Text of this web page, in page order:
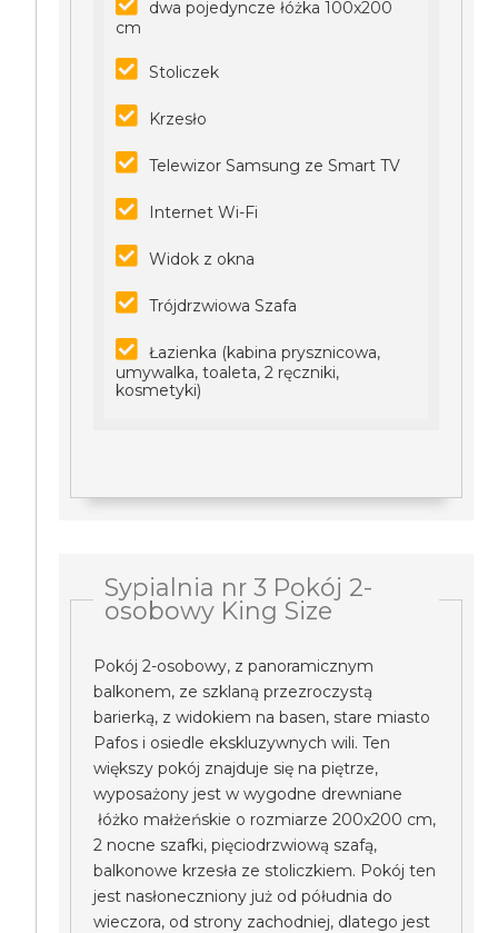
dwa pojedyncze łóżka 100x200
cm
Stoliczek
Krzesło
Telewizor Samsung ze Smart TV
Internet Wi-Fi
Widok z okna
Trójdrzwiowa Szafa
Łazienka (kabina prysznicowa,
umywalka, toaleta, 2 ręczniki,
kosmetyki)
Sypialnia nr 3 Pokój 2-
osobowy King Size
Pokój 2-osobowy, z panoramicznym
balkonem, ze szklaną przezroczystą
barierką, z widokiem na basen, stare miasto
Pafos i osiedle ekskluzywnych wili. Ten
większy pokój znajduje się na piętrze,
wyposażony jest w wygodne drewniane
łóżko małżeńskie o rozmiarze 200x200 cm,
2 nocne szafki, pięciodrzwiową szafą,
balkonowe krzesła ze stoliczkiem. Pokój ten
jest nasłoneczniony już od półudnia do
wieczora, od strony zachodniej, dlatego jest